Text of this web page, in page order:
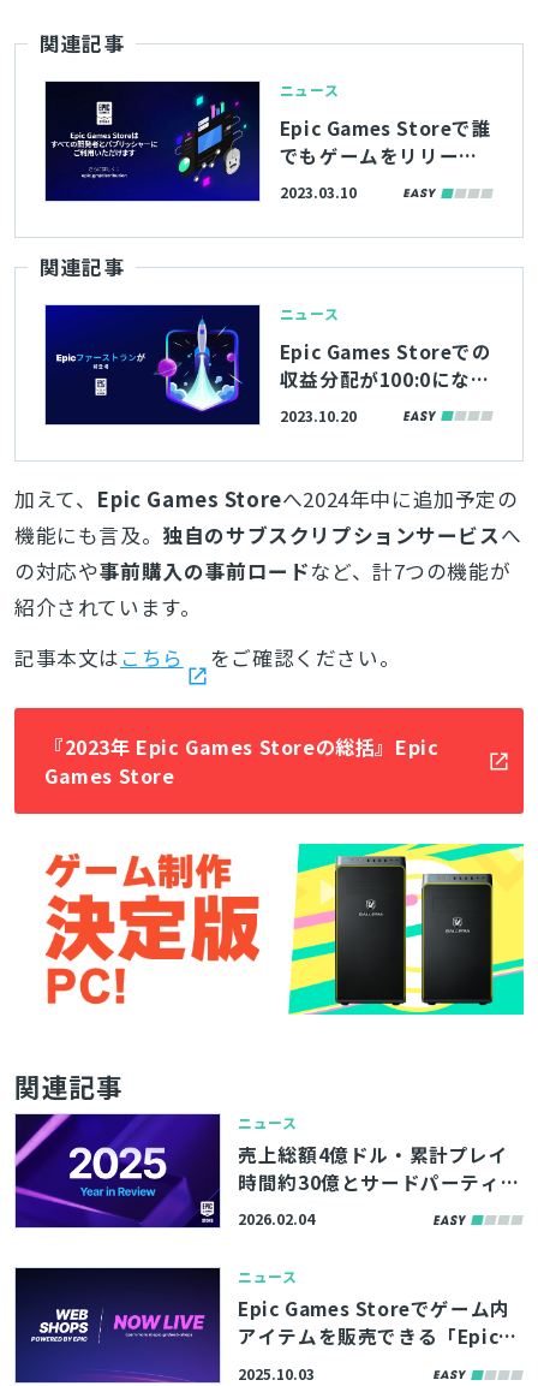
関連記事
ニュース
Epic Games Storeで誰
でもゲームをリリース
可能に。ストアページ
提供されるほか、UE製
ゲームはロイヤリティ
2023.03.10
関連記事
ニュース
Epic Games Storeでの
収益分配が100:0になる
2つの施策が開始。今後
ル向けの『EPICファー
ストラン』と、他スト
アでリリース済みタイ
トル向けの『ナウオンE
pic』
2023.10.20
加えて、 Epic Games Storeへ2024年中に追加予定の
機能にも言及。 独自のサブスクリプションサービスへ
の対応や事前購入の事前ロードなど、計7つの機能が
紹介されています。
記事本文は こちら をご確認ください。
『2023年 Epic Games Storeの総括』Epic
Games Store
関連記事
ニュース
売上総額4億ドル・累計プレイ
時間約30億とサードパーティ製
PCゲームが大躍進。2025年のE
2026.02.04
ニュース
Epic Games Storeでゲーム内
アイテムを販売できる「Epicウ
ェブショップ」提供開始。スト
2025.10.03